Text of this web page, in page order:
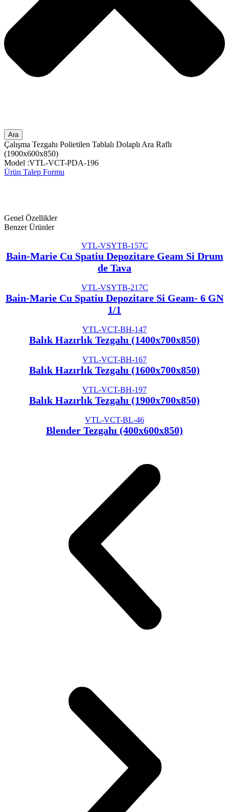
Ara
Çalışma Tezgahı Polietilen Tablalı Dolaplı Ara Raflı
(1900x600x850)
Model :VTL-VCT-PDA-196
Ürün Talep Formu
Genel Özellikler
Benzer Ürünler
VTL-VSYTB-157C
Bain-Marie Cu Spatiu Depozitare Geam Si Drum
de Tava
VTL-VSYTB-217C
Bain-Marie Cu Spatiu Depozitare Si Geam- 6 GN
1/1
VTL-VCT-BH-147
Balık Hazırlık Tezgahı (1400x700x850)
VTL-VCT-BH-167
Balık Hazırlık Tezgahı (1600x700x850)
VTL-VCT-BH-197
Balık Hazırlık Tezgahı (1900x700x850)
VTL-VCT-BL-46
Blender Tezgahı (400x600x850)